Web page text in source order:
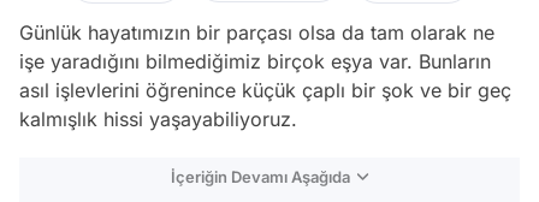
Günlük hayatımızın bir parçası olsa da tam olarak ne
işe yaradığını bilmediğimiz birçok eşya var. Bunların
asıl işlevlerini öğrenince küçük çaplı bir şok ve bir geç
kalmışlık hissi yaşayabiliyoruz.
İçeriğin Devamı Aşağıda